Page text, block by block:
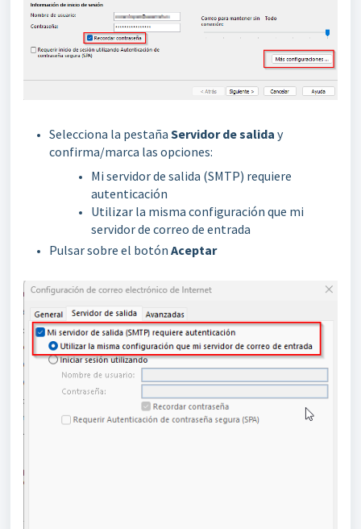
Selecciona la pestaña Servidor de salida y
confirma/marca las opciones:
Mi servidor de salida (SMTP) requiere
autenticación
Utilizar la misma configuración que mi
servidor de correo de entrada
Pulsar sobre el botón Aceptar